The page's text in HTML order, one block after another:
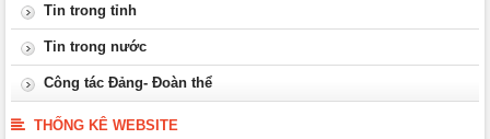
Tin trong tỉnh
Tin trong nước
Công tác Đảng- Đoàn thể
THỐNG KÊ WEBSITE